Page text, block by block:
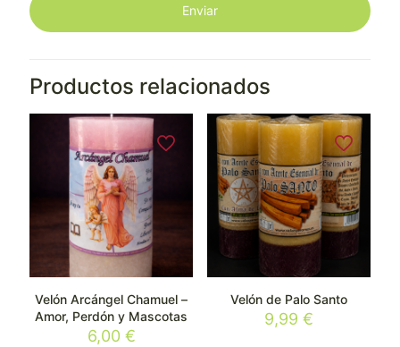
Productos relacionados
Velón Arcángel Chamuel –
Amor, Perdón y Mascotas
6,00 €
Velón de Palo Santo
9,99 €